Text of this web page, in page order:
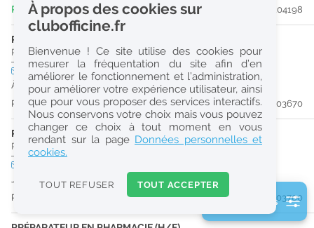
Réinitialiser
2
0
k
Consulter les offres de la France d'outre-mer
Publiée il y a 5 jour(s)
#204198
PHARMACIEN (H/F)
Pharmacie d'Officine|01460 Montréal-La-Cluse
temps partiel
À partir du 29/08/26
Publiée il y a 12 jour(s)
#203670
PRÉPARATEUR EN PHARMACIE (H/F)
Pharmacie d'Officine 01460 Montréal-La-Cluse
Jusqu'au 08/01/27
Publiée il y a 12 jour(s)
#203700
2 filtre(s) actifs
À propos des cookies sur
clubofficine.fr
Bienvenue ! Ce site utilise des cookies pour
mesurer la fréquentation du site afin d’en
améliorer le fonctionnement et l’administration,
pour améliorer votre expérience utilisateur, ainsi
que pour vous proposer des services interactifs.
Nous conservons votre choix mais vous pouvez
changer ce choix à tout moment en vous
rendant sur la page Données personnelles et
cookies.
TOUT REFUSER TOUT ACCEPTER